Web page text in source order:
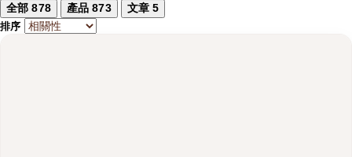
全部878 產品873 文章5
排序